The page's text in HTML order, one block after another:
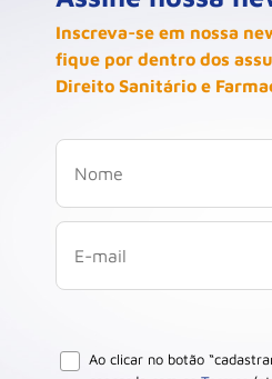
Inscreva-se em nossa
fique por dentro dos
Direito Sanitário e
Ao clicar no botão